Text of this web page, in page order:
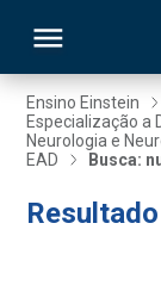
Ensino Einstein
Especialização a
Neurologia e
EAD
Busca: